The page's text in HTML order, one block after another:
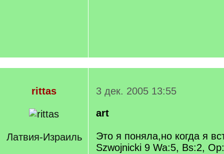
rittas
Латвия-Израиль
3 дек. 2005 13:55
art
Это я поняла,но когда я
Szwojnicki 9 Wa:5, Bs:2,